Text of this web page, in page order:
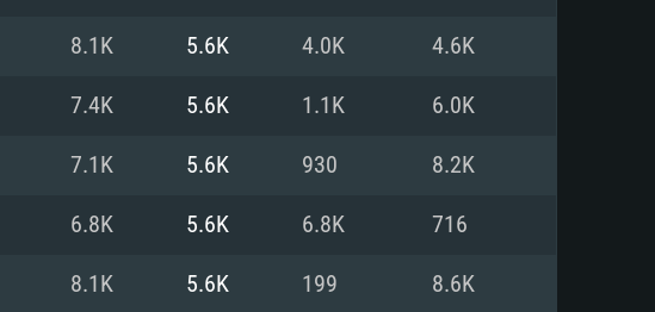
supportant DirectX 11 ou plus et
GeForce 1060 et plus, Radeon RX
Connexion Internet à haut débit
supportés)
8 GB
Radeon Vega II ou plus avec
Metal
Connexion Internet à haut débit
NVIDIA 1060 avec les derniers
de 6 mois) / de même pour AMD
570) avec les derniers drivers de
8.1K 5.6K 4.0K 4.6K
7.4K 5.6K 1.1K 6.0K
7.1K 5.6K 930 8.2K
6.8K 5.6K 6.8K 716
8.1K 5.6K 199 8.6K